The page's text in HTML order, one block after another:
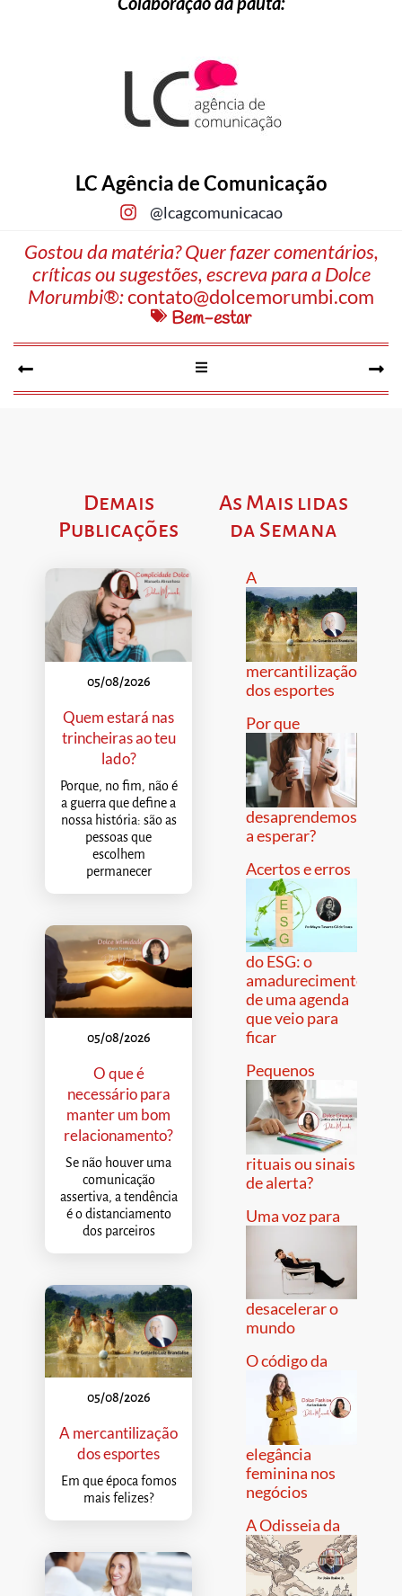
LC Agência de Comunicação
@lcagcomunicacao
Gostou da matéria? Quer fazer comentários,
críticas ou sugestões, escreva para a Dolce
Morumbi®:contato@dolcemorumbi.com
Bem-estar
Demais
Publicações
05/08/2026
Quem estará nas
trincheiras ao teu
lado?
Porque, no fim, não é
a guerra que define a
nossa história: são as
pessoas que
escolhem
permanecer
05/08/2026
O que é
necessário para
manter um bom
relacionamento?
Se não houver uma
comunicação
assertiva, a tendência
é o distanciamento
dos parceiros
05/08/2026
A mercantilização
dos esportes
Em que época fomos
mais felizes?
As Mais lidas
da Semana
A
mercantilização
dos esportes
Por que
desaprendemos
a esperar?
Acertos e erros
do ESG: o
amadurecimento
de uma agenda
que veio para
ficar
Pequenos
rituais ou sinais
de alerta?
Uma voz para
desacelerar o
mundo
O código da
elegância
feminina nos
negócios
A Odisseia da